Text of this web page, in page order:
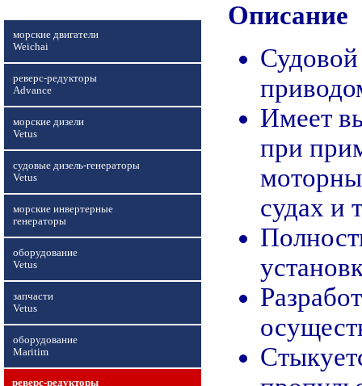
морские двигатели
Weichai
реверс-редукторы
Advance
морские дизели
Vetus
судовые дизель-генераторы
Vetus
морские инвертерные
генераторы
оборудование
Vetus
запчасти
Vetus
оборудование
Maritim
реверс-редукторы
Описание
Судовой
Имеет
при
судах и